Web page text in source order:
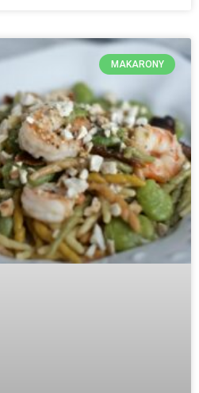
MAKARONY